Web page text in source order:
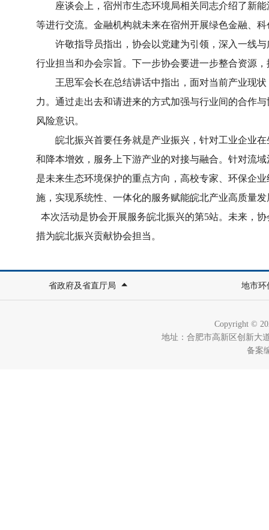
座谈会上，宿州市生态环境局相关同志介绍了新能
等进行交流。金融机构就未来在宿州开展绿色金融、
许敬指导员指出，协会以党建为引领，深入一线与
行业担当和办会宗旨。下一步协会要进一步整合资源
王思军会长在总结讲话中指出，面对当前产业现状
力。通过走出去和请进来的方式加强与行业间的合作
风险意识。
皖北振兴首要任务就是产业振兴，针对工业企业在
和降本增效，服务上下游产业的对接与融合。针对流
是未来生态环境保护的重点方向，高校专家、环保企
施，实现系统性、一体化的服务赋能皖北产业高质量发
本次活动是协会开展服务皖北振兴的第5站。未来，
措为皖北振兴贡献协会担当。
省政府及省直厅局 地市环
Copyright ©
地址：合肥市高新区创新大
备案